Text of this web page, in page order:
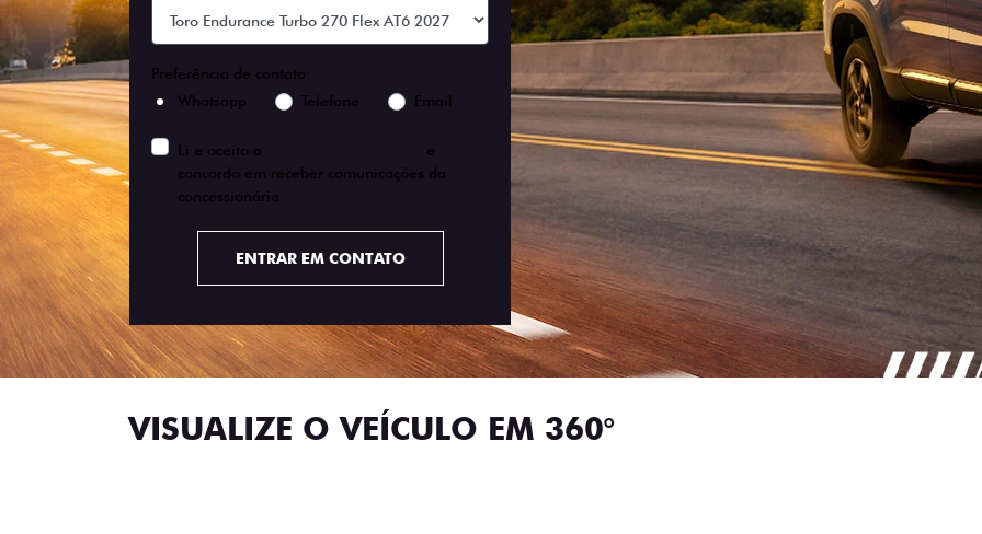
Preferência de contato:
Whatsapp
Telefone Email
Li e aceito a
e
concordo em receber comunicações da
concessionária.
ENTRAR EM CONTATO
VISUALIZE O VEÍCULO EM 360°